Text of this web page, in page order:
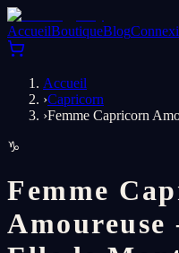
AccueilBoutiqueBlog
Accueil
›Capricorn
›Femme Capricorn
♑
Femme